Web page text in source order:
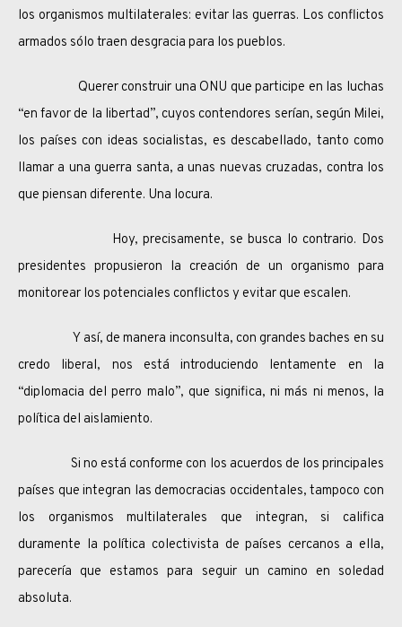
los organismos multilaterales: evitar las guerras. Los conflictos
armados sólo traen desgracia para los pueblos.
Querer construir una ONU que participe en las luchas
“en favor de la libertad”, cuyos contendores serían, según Milei,
los países con ideas socialistas, es descabellado, tanto como
llamar a una guerra santa, a unas nuevas cruzadas, contra los
que piensan diferente. Una locura.
Hoy, precisamente, se busca lo contrario. Dos
presidentes propusieron la creación de un organismo para
monitorear los potenciales conflictos y evitar que escalen.
Y así, de manera inconsulta, con grandes baches en su
credo liberal, nos está introduciendo lentamente en la
“diplomacia del perro malo”, que significa, ni más ni menos, la
política del aislamiento.
Si no está conforme con los acuerdos de los principales
países que integran las democracias occidentales, tampoco con
los organismos multilaterales que integran, si califica
duramente la política colectivista de países cercanos a ella,
parecería que estamos para seguir un camino en soledad
absoluta.